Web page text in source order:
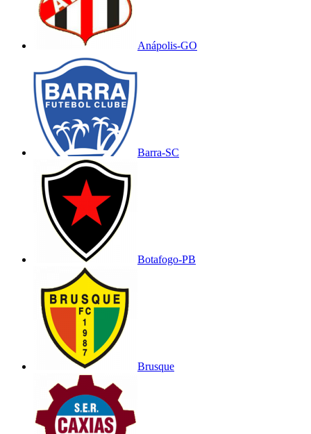
Anápolis-GO
Barra-SC
Botafogo-PB
Brusque